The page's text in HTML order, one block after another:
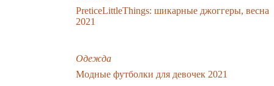
PreticeLittleThings: шикарные джоггеры, весна
2021
Одежда
Модные футболки для девочек 2021